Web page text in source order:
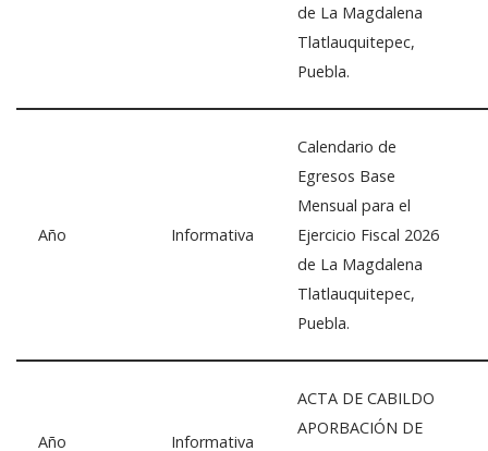
de La Magdalena
Tlatlauquitepec,
Puebla.
Año Informativa
Calendario de
Egresos Base
Mensual para el
Ejercicio Fiscal 2026
de La Magdalena
Tlatlauquitepec,
Puebla.
Año Informativa
ACTA DE CABILDO
APORBACIÓN DE